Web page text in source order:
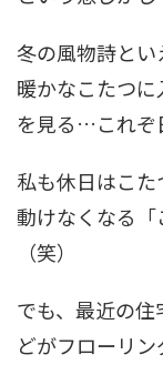
冬の風物詩とい
暖かなこたつ
を見る…これぞ
私も休日はこ
動けなくなる
（笑）
でも、最近の
どがフローリン